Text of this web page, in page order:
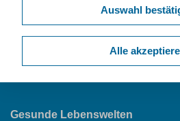
Unsere Themen im Überblick
Gesunde Lebenswelten
Auswahl
Alle